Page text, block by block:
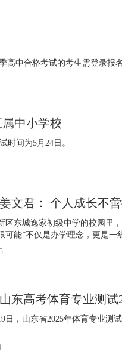
高中合格考试的考生需登录报
中小学校
时间为5月24日。
文君： 个人成长不
区东城逸家初级中学的校园里
可能”不仅是办学理念，更是一
东高考体育专业测试
日，山东省2025年体育专业测